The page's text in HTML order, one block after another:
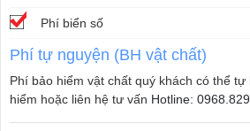
Phí biển số
Phí tự nguyện (BH vật chất)
Phí bảo hiểm vật chất quý khách có thể
hiểm hoặc liên hệ tư vấn Hotline: